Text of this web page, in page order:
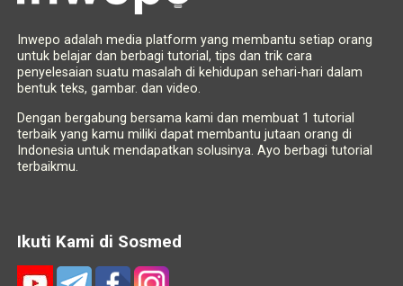
Inwepo adalah media platform yang membantu setiap orang
untuk belajar dan berbagi tutorial, tips dan trik cara
penyelesaian suatu masalah di kehidupan sehari-hari dalam
bentuk teks, gambar. dan video.
Dengan bergabung bersama kami dan membuat 1 tutorial
terbaik yang kamu miliki dapat membantu jutaan orang di
Indonesia untuk mendapatkan solusinya. Ayo berbagi tutorial
terbaikmu.
Ikuti Kami di Sosmed